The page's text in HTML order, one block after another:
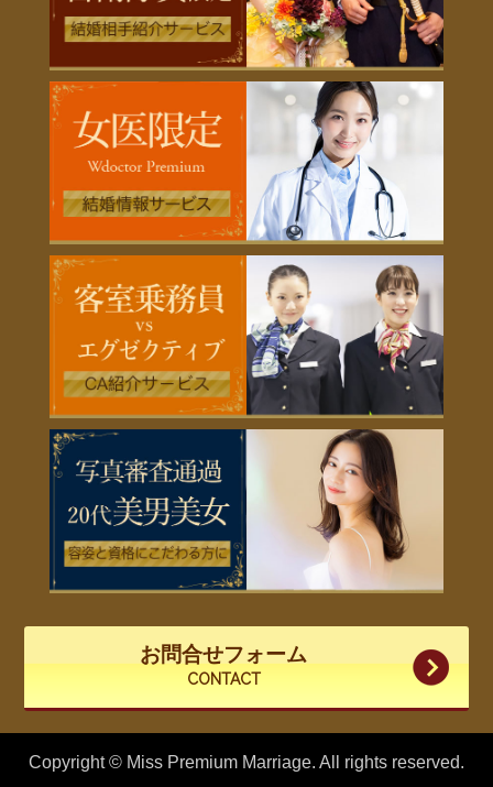
お問合せフォーム
CONTACT
Copyright © Miss Premium Marriage. All rights reserved.